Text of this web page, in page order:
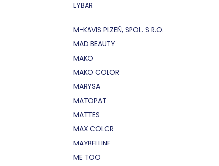
LYBAR
M-KAVIS PLZEŇ, SPOL. S R.O.
MAD BEAUTY
MAKO
MAKO COLOR
MARYSA
MATOPAT
MATTES
MAX COLOR
MAYBELLINE
ME TOO